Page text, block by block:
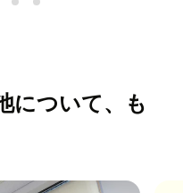
について、も